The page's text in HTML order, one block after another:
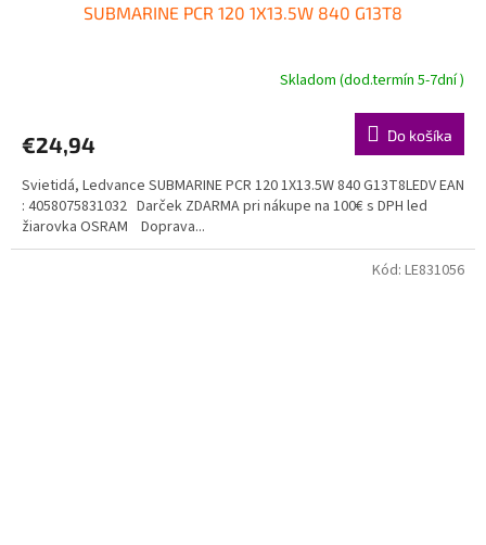
SUBMARINE PCR 120 1X13.5W 840 G13T8
Skladom (dod.termín 5-7dní )
€24,94 Do košíka
Svietidá, Ledvance SUBMARINE PCR 120 1X13.5W 840 G13T8LEDV EAN
: 4058075831032 Darček ZDARMA pri nákupe na 100€ s DPH led
žiarovka OSRAM Doprava...
Kód: LE831056